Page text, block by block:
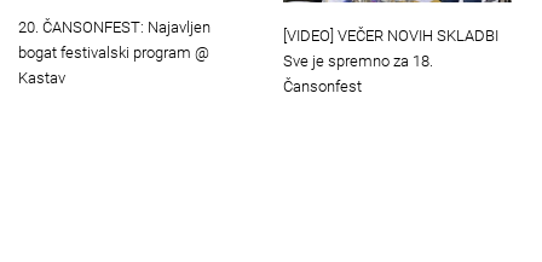
20. ČANSONFEST: Najavljen
bogat festivalski program @
Kastav
[VIDEO] VEČER NOVIH SKLADBI
Sve je spremno za 18.
Čansonfest